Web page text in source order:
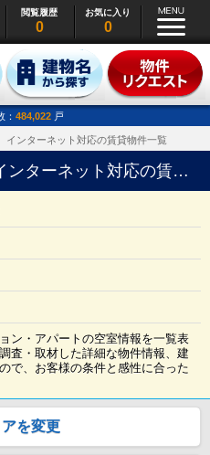
閲覧履歴
0
お気に入り
0
： 484,022 戸
インターネット対応の賃貸物件一覧
神奈川県相模原市南区、インターネット対応の賃貸物件一覧
ン・アパートの空室情報を一覧表
査・取材した詳細な物件情報、建
で、お客様の条件と感性に合った
を変更